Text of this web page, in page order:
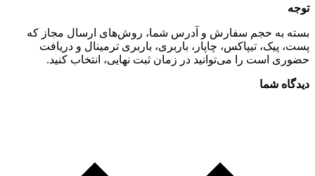
توجه
بسته به حجم سفارش و آدرس شما، روش‌های ارسال مجاز که
پست، پیک، تیپاکس، چاپار، باربری، باربری ترمینال و دریافت
حضوری است را می‌توانید در زمان ثبت نهایی، انتخاب کنید.
دیدگاه شما